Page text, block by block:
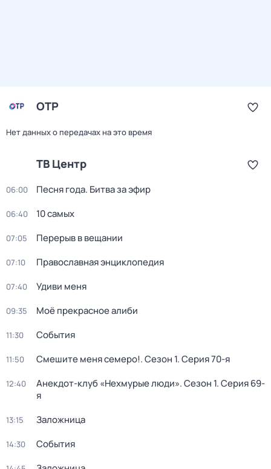
ОТР
Нет данных о передачах на это время
ТВ Центр
06:00 Песня года. Битва за эфир
06:40 10 самых
07:05 Перерыв в вещании
07:10 Православная энциклопедия
07:40 Удиви меня
09:35 Моё прекрасное алиби
11:30 События
11:50 Смешите меня семеро!. Сезон 1. Серия 70-я
12:40 Анекдот-клуб «Нехмурые люди». Сезон 1. Серия 69-
я
13:15 Заложница
14:30 События